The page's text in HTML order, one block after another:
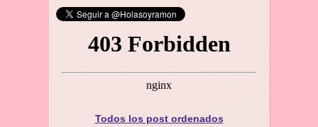
Todos los post ordenados